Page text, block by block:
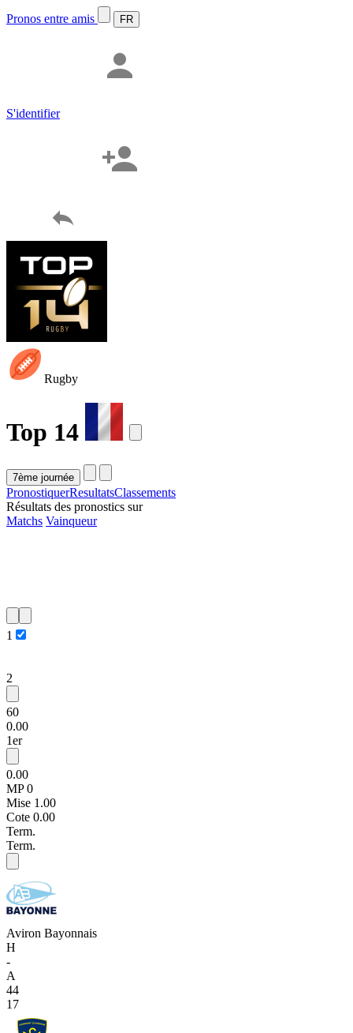
Pronos entre amis
S'identifier
Rugby
Top 14
PronostiquerResultatsClassements
Résultats des pronostics sur
Matchs Vainqueur
1
2
60
0.00
1er
0.00
MP 0
Mise 1.00
Cote 0.00
Term.
Term.
Aviron Bayonnais
H
-
A
44
17